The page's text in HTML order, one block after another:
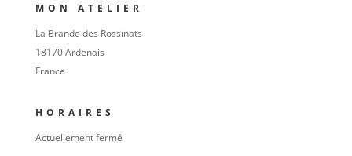
MON ATELIER
La Brande des Rossinats
18170 Ardenais
France
HORAIRES
Actuellement fermé